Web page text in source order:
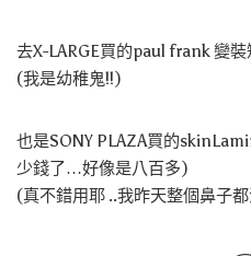
去X-LARGE買的paul frank 變裝
(我是幼稚鬼!!)
也是SONY PLAZA買的
少錢了…好像是八百多)
(真不錯用耶 ..我昨天整個鼻子